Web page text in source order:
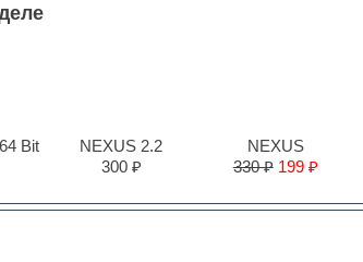
Bit
NEXUS 2.2
300 ₽
NEXUS
330 ₽ 199 ₽